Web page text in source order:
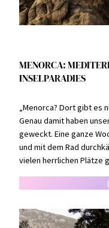
MENORCA:
INSELPARADIES
„Menorca? Dort gibt es
Genau damit haben
geweckt. Eine ganze
und mit dem Rad
vielen herrlichen Plätze